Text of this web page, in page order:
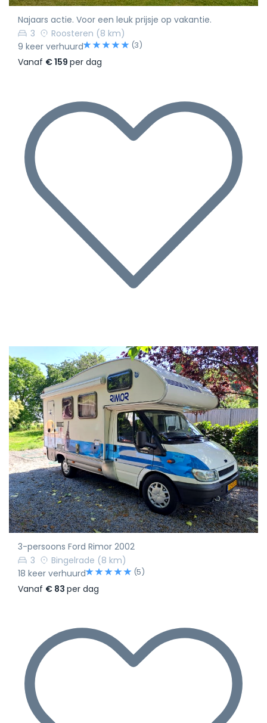
Najaars actie. Voor een leuk prijsje op vakantie.
3
Roosteren (8 km)
9 keer verhuurd
(3)
Vanaf € 159 per dag
3-persoons Ford Rimor 2002
3
Bingelrade (8 km)
18 keer verhuurd
(5)
Vanaf € 83 per dag